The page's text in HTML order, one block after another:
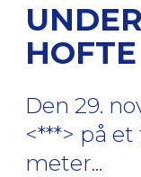
Den 29.
<***> på
meter...